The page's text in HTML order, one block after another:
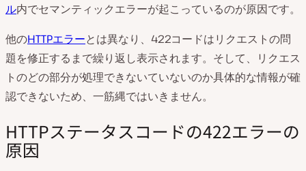
ル内でセマンティックエラーが起こっているのが原因です。
他のHTTPエラーとは異なり、422コードはリクエストの問
題を修正するまで繰り返し表示されます。そして、リクエス
トのどの部分が処理できないていないのか具体的な情報が確
認できないため、一筋縄ではいきません。
HTTPステータスコードの422エラーの
原因